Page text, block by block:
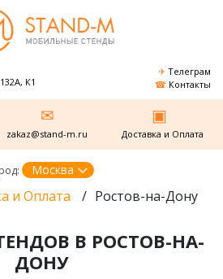
К1
Телеграм
Контакты
zakaz@stand-m.ru Доставка и Оплата
Москва
и Оплата / Ростов-на-Дону
В РОСТОВ-НА-
ДОНУ